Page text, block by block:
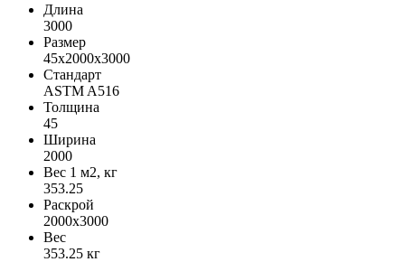
Длина
3000
Размер
45х2000х3000
Стандарт
ASTM A516
Толщина
45
Ширина
2000
Вес 1 м2, кг
353.25
Раскрой
2000х3000
Вес
353.25 кг